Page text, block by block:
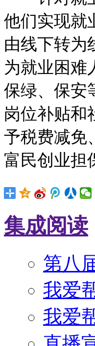
他们实现就
由线下转为
为就业困难
保绿、保安
岗位补贴和
予税费减免
富民创业担
集成阅读
第八
我爱
我爱